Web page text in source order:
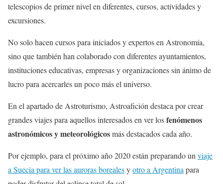
telescopios de primer nivel en diferentes, cursos, actividades y
excursiones.
No solo hacen cursos para iniciados y expertos en Astronomía,
sino que también han colaborado con diferentes ayuntamientos,
instituciones educativas, empresas y organizaciones sin ánimo de
lucro para acercarles un poco más el universo.
En el apartado de Astroturismo, Astroafición destaca por crear
grandes viajes para aquellos interesados en ver losfenómenos
astronómicos y meteorológicosmás destacados cada año.
Por ejemplo, para el próximo año 2020 están preparando un viaje
a Suecia para ver las auroras borealesyotro a Argentina para